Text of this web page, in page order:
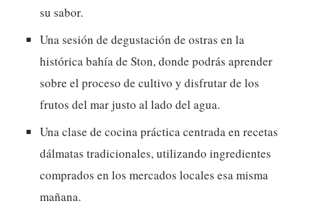
su sabor.
Una sesión de degustación de ostras en la
histórica bahía de Ston, donde podrás aprender
sobre el proceso de cultivo y disfrutar de los
frutos del mar justo al lado del agua.
Una clase de cocina práctica centrada en recetas
dálmatas tradicionales, utilizando ingredientes
comprados en los mercados locales esa misma
mañana.